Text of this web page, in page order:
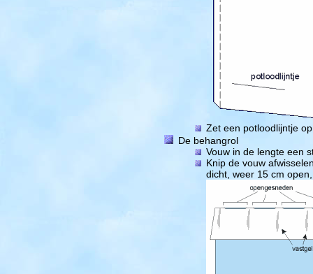
Zet een potloodlijntje
De behangrol
Vouw in de lengte een
Knip de vouw
dicht, weer 15 cm